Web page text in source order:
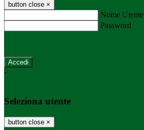
button close ×
Nome Utente
Password
-
Seleziona utente
button close ×